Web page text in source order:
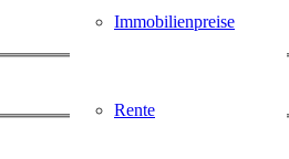
Immobilienpreise
Rente